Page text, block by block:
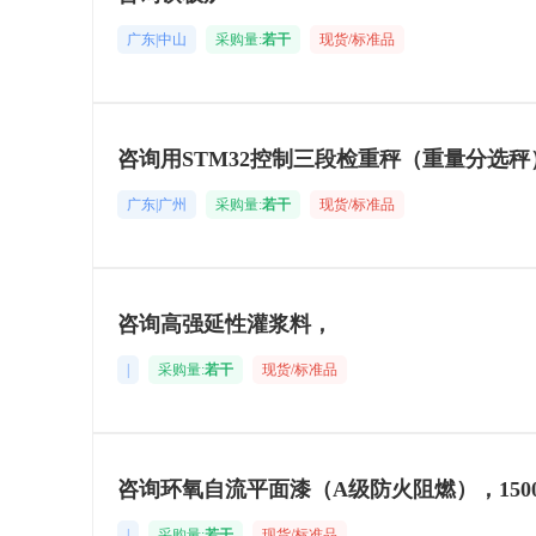
广东|中山 采购量:若干 现货/标准品
咨询用STM32控制三段检重秤（重量分选秤
广东|广州 采购量:若干 现货/标准品
咨询高强延性灌浆料，
采购量:若干 现货/标准品
咨询环氧自流平面漆（A级防火阻燃），